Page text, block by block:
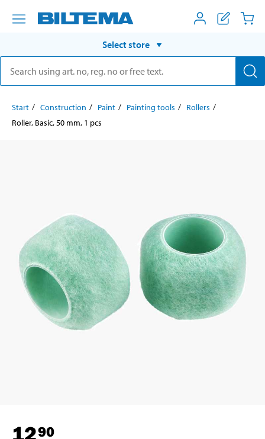
Select store
Start Construction Paint Painting tools
Rollers
Roller, Basic, 50 mm, 1 pcs
1290